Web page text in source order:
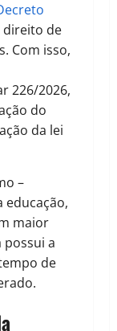
direito de
Com isso,
226/2026,
do
da lei
–
educação,
maior
a
de